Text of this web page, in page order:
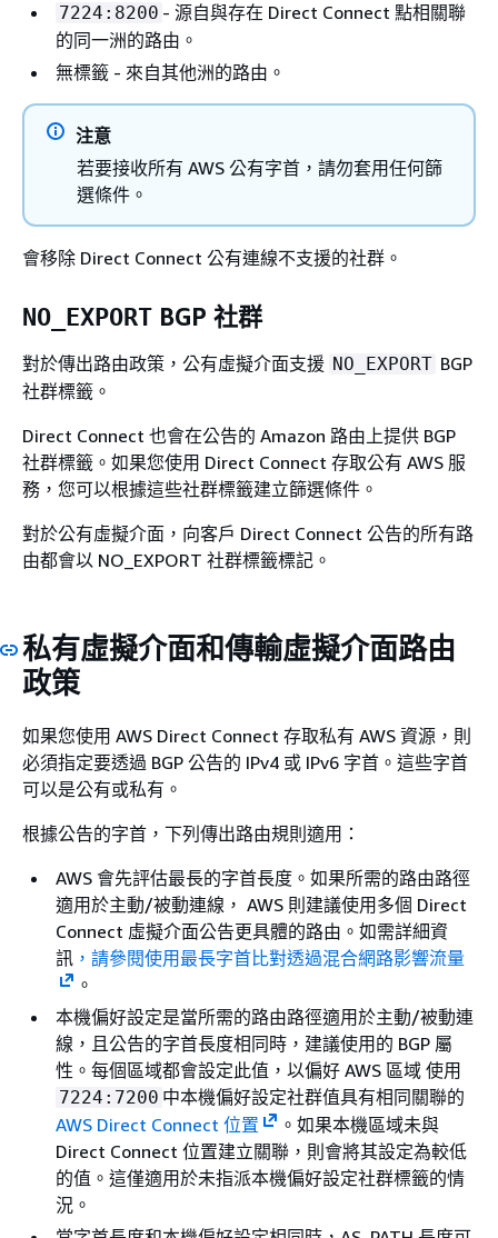
7224:8200 - 源自與存在 Direct Connect 點相關聯
的同一洲的路由。
無標籤 - 來自其他洲的路由。
注意
若要接收所有 AWS 公有字首，請勿套用任何篩
選條件。
會移除 Direct Connect 公有連線不支援的社群。
NO_EXPORT BGP 社群
對於傳出路由政策，公有虛擬介面支援 NO_EXPORT BGP
社群標籤。
Direct Connect 也會在公告的 Amazon 路由上提供 BGP
社群標籤。如果您使用 Direct Connect 存取公有 AWS 服
務，您可以根據這些社群標籤建立篩選條件。
對於公有虛擬介面，向客戶 Direct Connect 公告的所有路
由都會以 NO_EXPORT 社群標籤標記。
私有虛擬介面和傳輸虛擬介面路由
政策
如果您使用 AWS Direct Connect 存取私有 AWS 資源，則
必須指定要透過 BGP 公告的 IPv4 或 IPv6 字首。這些字首
可以是公有或私有。
根據公告的字首，下列傳出路由規則適用：
AWS 會先評估最長的字首長度。如果所需的路由路徑
適用於主動/被動連線， AWS 則建議使用多個 Direct
Connect 虛擬介面公告更具體的路由。如需詳細資
訊 ，請參閱使用最長字首比對透過混合網路影響流量
。
本機偏好設定是當所需的路由路徑適用於主動/被動連
線，且公告的字首長度相同時，建議使用的 BGP 屬
性。每個區域都會設定此值，以偏好 AWS 區域 使用
7224:7200 中本機偏好設定社群值具有相同關聯的
AWS Direct Connect 位置
。如果本機區域未與
Direct Connect 位置建立關聯，則會將其設定為較低
的值。這僅適用於未指派本機偏好設定社群標籤的情
況。